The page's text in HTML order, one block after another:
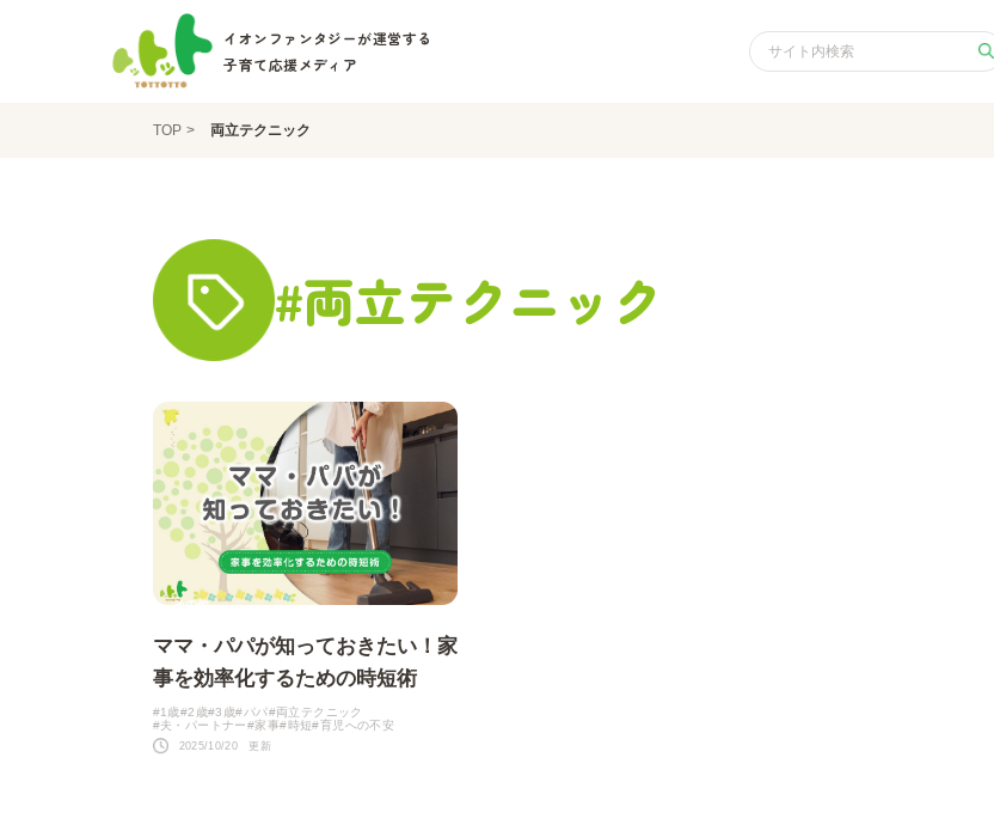
イオンファンタジーが運営する
子育て応援メディア
TOP 両立テクニック
#両立テクニック
その他
ママ・パパが知っておきたい！家
事を効率化するための時短術
#1歳#2歳#3歳#パパ#両立テクニック
#夫・パートナー#家事#時短#育児への不安
2025/10/20 更新